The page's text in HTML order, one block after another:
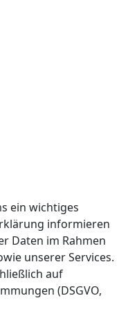
ein wichtiges
informieren
Daten im Rahmen
unserer Services.
auf
(DSGVO,